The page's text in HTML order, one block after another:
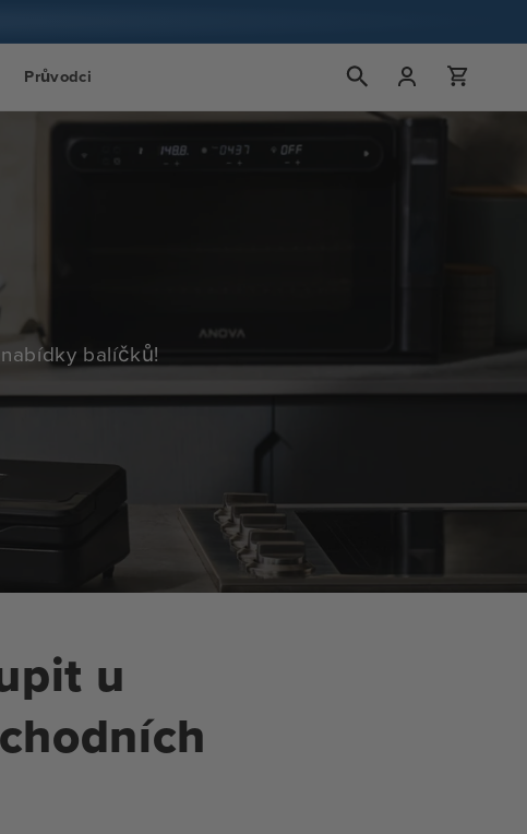
Průvodci Přihlášení Košík
balíčků!
u